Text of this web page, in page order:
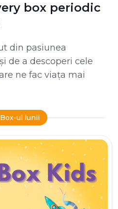
box periodic
din pasiunea
de a descoperi cele
ne fac viața mai
ul lunii